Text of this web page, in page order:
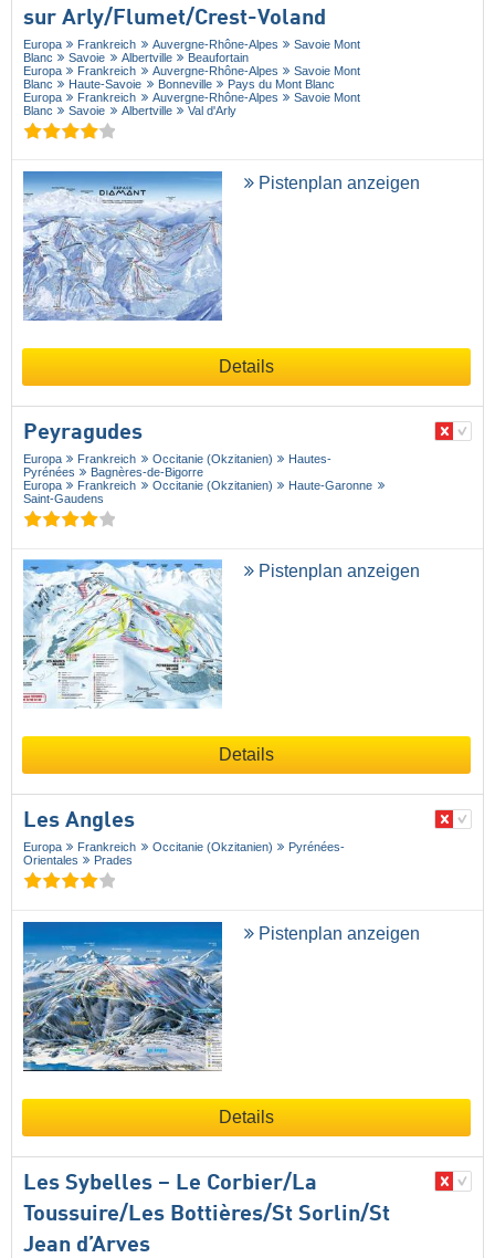
sur Arly/​Flumet/​Crest-Voland
Europa Frankreich Auvergne-Rhône-Alpes
Savoie Mont
Blanc
Savoie Albertville
Beaufortain
Europa
Frankreich Auvergne-Rhône-Alpes
Savoie Mont
Blanc
Haute-Savoie Bonneville
Pays du Mont Blanc
Europa
Frankreich Auvergne-Rhône-Alpes
Savoie Mont
Blanc
Savoie Albertville Val d'Arly
Pistenplan anzeigen
Details
Peyragudes
Europa Frankreich Occitanie (Okzitanien)
Hautes-
Pyrénées
Bagnères-de-Bigorre
Europa
Frankreich Occitanie (Okzitanien)
Haute-Garonne
Saint-Gaudens
Pistenplan anzeigen
Details
Les Angles
Europa Frankreich Occitanie (Okzitanien)
Pyrénées-
Orientales
Prades
Pistenplan anzeigen
Details
Les Sybelles – Le Corbier/​La
Toussuire/​Les Bottières/​St Sorlin/​St
Jean d’Arves